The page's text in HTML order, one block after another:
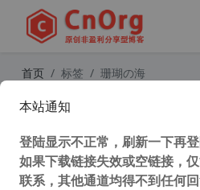
首页 标签 珊瑚の海
本站通知
登陆显示不正常，刷新一下再
如果下载链接失效或空链接，
联系，其他通道均得不到任何